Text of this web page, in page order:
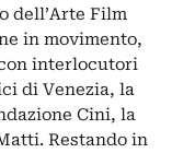
dell’Arte Film
in movimento,
interlocutori
di Venezia, la
Cini, la
. Restando in